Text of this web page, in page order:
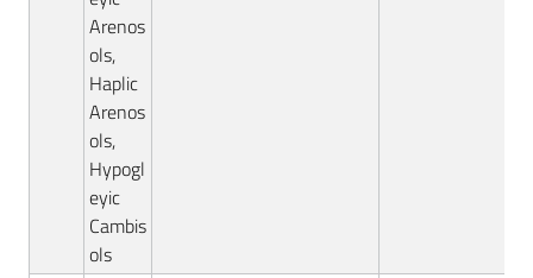
Arenos
ols,
Haplic
Arenos
ols,
Hypogl
eyic
Cambis
ols